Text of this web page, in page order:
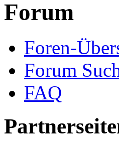
Forum
Foren-
Forum
FAQ